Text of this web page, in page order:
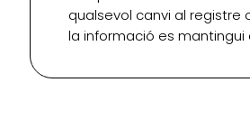
qualsevol canvi al registre
la informació es mantingui